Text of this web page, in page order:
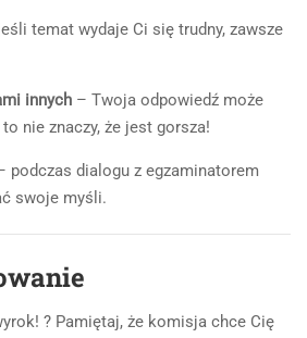
temat wydaje Ci się trudny, zawsze
innych – Twoja odpowiedź może
nie znaczy, że jest gorsza!
podczas dialogu z egzaminatorem
swoje myśli.
? Pamiętaj, że komisja chce Cię